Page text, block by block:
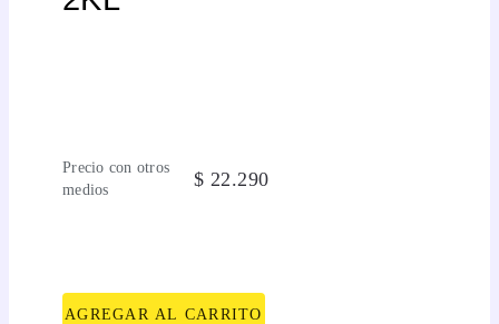
Precio con otros
medios
$ 22.290
AGREGAR AL CARRITO